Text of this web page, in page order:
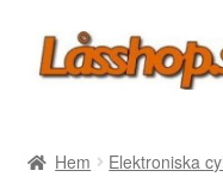
Hoppa
till
Hoppa
till
Hem Elektroniska